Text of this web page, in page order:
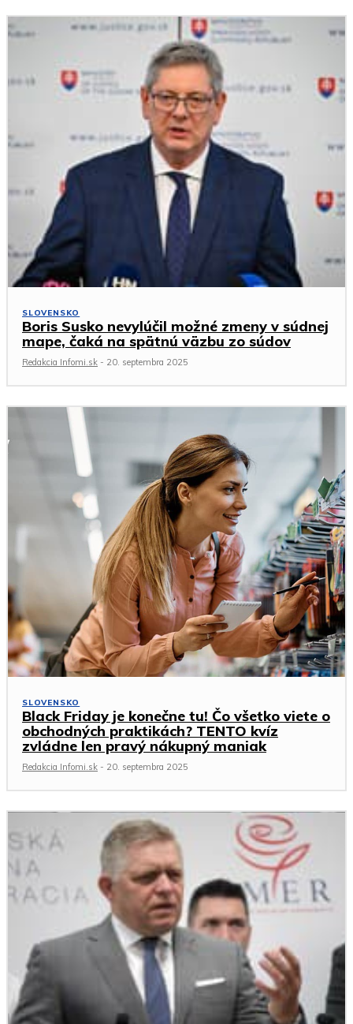
SLOVENSKO
Boris Susko nevylúčil možné zmeny v súdnej
mape, čaká na spätnú väzbu zo súdov
Redakcia Infomi.sk - 20. septembra 2025
SLOVENSKO
Black Friday je konečne tu! Čo všetko viete o
obchodných praktikách? TENTO kvíz
zvládne len pravý nákupný maniak
Redakcia Infomi.sk - 20. septembra 2025